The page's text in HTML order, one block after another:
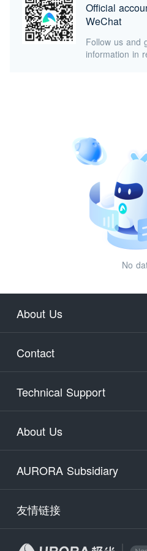
No
Official
WeChat
Follow us and
information in
About Us
Contact
Technical Support
About Us
AURORA Subsidiary
友情链接